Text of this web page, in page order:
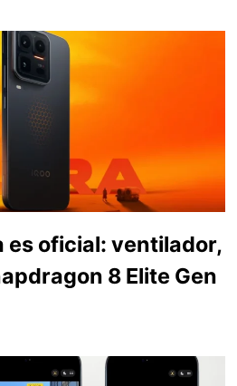
es oficial: ventilador,
8 Elite Gen